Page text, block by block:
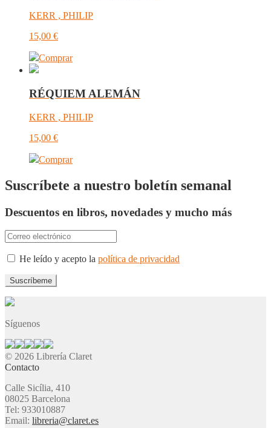
KERR , PHILIP
15,00 €
Comprar
RÉQUIEM ALEMÁN
KERR , PHILIP
15,00 €
Comprar
Suscríbete a nuestro boletín semanal
Descuentos en libros, novedades y mucho más
He leído y acepto la política de privacidad
Síguenos
© 2026 Librería Claret
Contacto
Calle Sicília, 410
08025 Barcelona
Tel: 933010887
Email: libreria@claret.es